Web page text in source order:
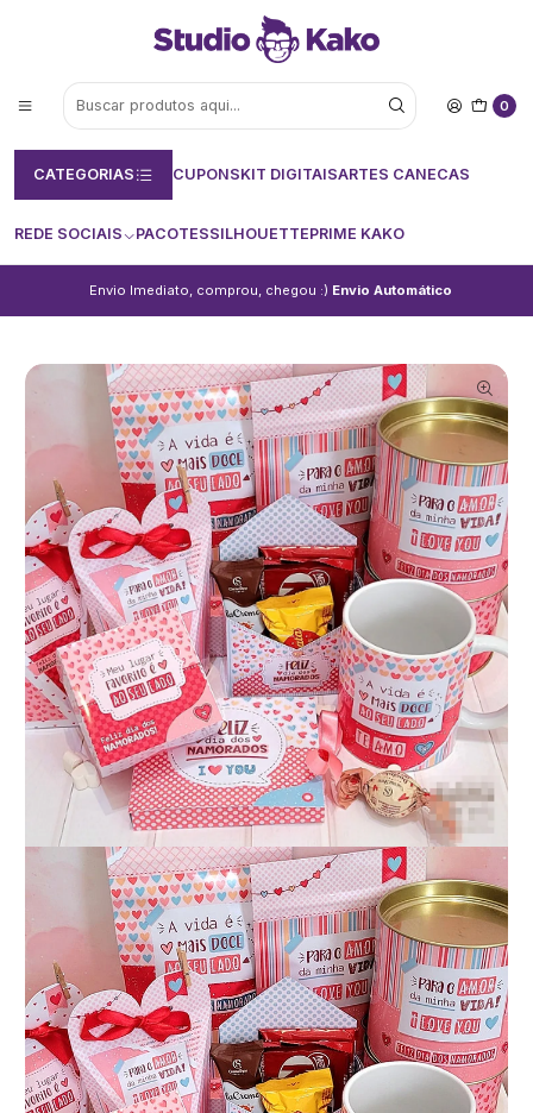
0
CATEGORIAS CUPONSKIT DIGITAISARTES CANECAS
REDE SOCIAIS PACOTESSILHOUETTEPRIME KAKO
Envio Imediato, comprou, chegou :) Envio Automático